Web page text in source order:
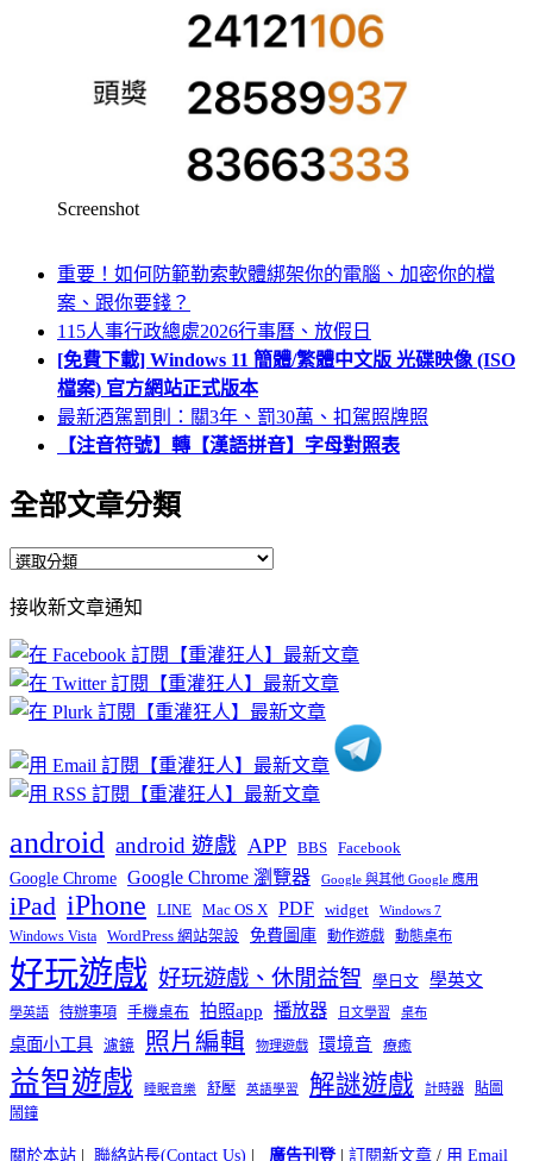
Screenshot
重要！如何防範勒索軟體綁架你的電腦、加密你的檔
案、跟你要錢？
115人事行政總處2026行事曆、放假日
[免費下載] Windows 11 簡體/繁體中文版 光碟映像 (ISO
檔案) 官方網站正式版本
最新酒駕罰則：關3年、罰30萬、扣駕照牌照
【注音符號】轉【漢語拼音】字母對照表
全部文章分類
全
文
章
分
類
接收新文章通知
android android 遊戲 APP BBS Facebook
Google Chrome Google Chrome 瀏覽器 Google 與其他 Google 應用
iPad iPhone LINE Mac OS X PDF widget Windows 7
Windows Vista WordPress 網站架設 免費圖庫 動作遊戲 動態桌布
好玩遊戲 好玩遊戲、休閒益智 學日文 學英文
學英語 待辦事項 手機桌布 拍照app 播放器 日文學習 桌布
桌面小工具 濾鏡 照片編輯 物理遊戲 環境音 療癒
益智遊戲 睡眠音樂 舒壓 英語學習 解謎遊戲 計時器
貼圖
鬧鐘
關於本站 | 聯絡站長(Contact Us) | 廣告刊登| 訂閱新文章 / 用 Email